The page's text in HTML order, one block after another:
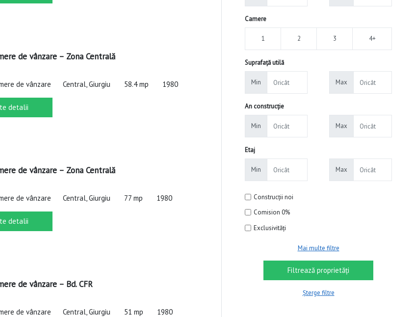
de vânzare – Zona Centrală
de vânzare Central, Giurgiu 58.4 mp 1980
detalii
de vânzare – Zona Centrală
de vânzare Central, Giurgiu 77 mp 1980
detalii
de vânzare – Bd. CFR
de vânzare Central, Giurgiu 51 mp 1980
Camere
1 2 3 4+
Suprafață utilă
Min Max
An construcție
Min Max
Etaj
Min Max
Construcții noi
Comision 0%
Exclusivități
Mai multe filtre
Șterge filtre